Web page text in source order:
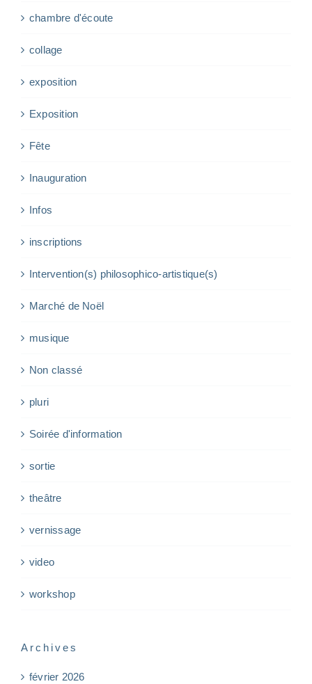
chambre d'écoute
collage
exposition
Exposition
Fête
Inauguration
Infos
inscriptions
Intervention(s) philosophico-artistique(s)
Marché de Noël
musique
Non classé
pluri
Soirée d'information
sortie
theâtre
vernissage
video
workshop
Archives
février 2026